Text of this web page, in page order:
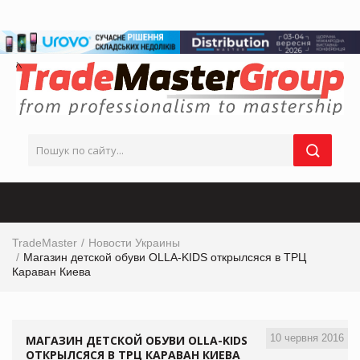
TradeMaster
Новости Украины
Магазин детской обуви OLLA-KIDS открылсяся в ТРЦ
Караван Киева
10 червня 2016
МАГАЗИН ДЕТСКОЙ ОБУВИ OLLA-KIDS
ОТКРЫЛСЯСЯ В ТРЦ КАРАВАН КИЕВА